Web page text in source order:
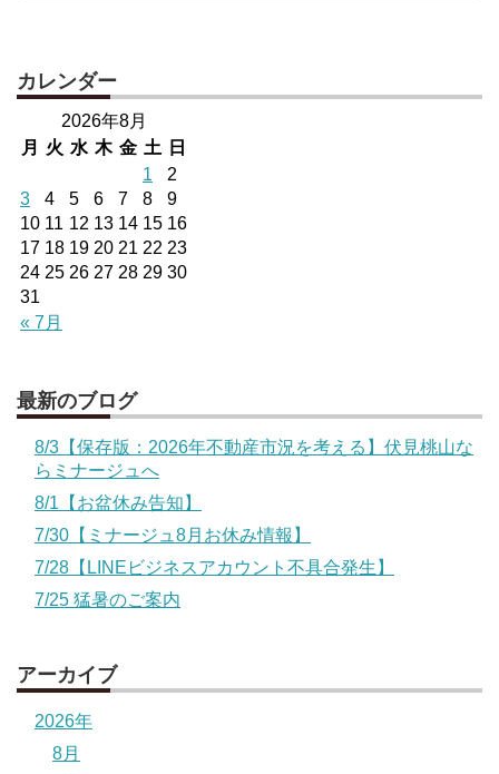
カレンダー
2026年8月
月
火 水 木 金 土 日
« 7月
1
2
3
4 5 6 7 8
9
10 11 12 13 14 15 16
17 18 19 20 21 22 23
24 25 26 27 28 29 30
31
最新のブログ
8/3【保存版：2026年不動産市況を考える】伏見桃山な
らミナージュへ
8/1【お盆休み告知】
7/30【ミナージュ8月お休み情報】
7/28【LINEビジネスアカウント不具合発生】
7/25 猛暑のご案内
アーカイブ
2026年
8月